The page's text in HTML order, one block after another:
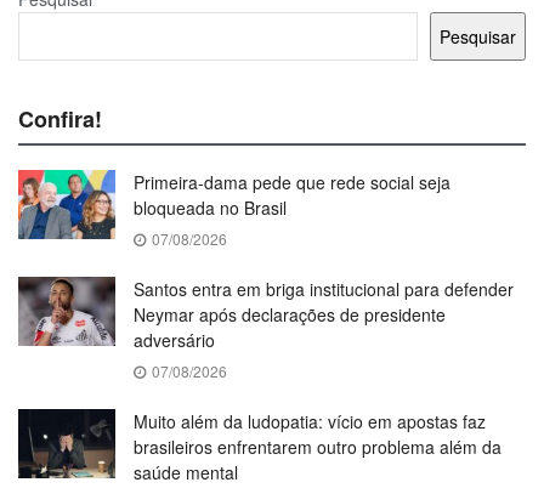
Pesquisar
Confira!
Primeira-dama pede que rede social seja
bloqueada no Brasil
07/08/2026
Santos entra em briga institucional para defender
Neymar após declarações de presidente
adversário
07/08/2026
Muito além da ludopatia: vício em apostas faz
brasileiros enfrentarem outro problema além da
saúde mental